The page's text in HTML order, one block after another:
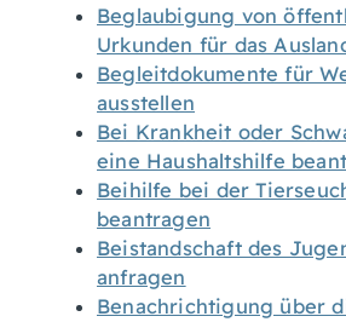
Beglaubigung von
Urkunden für das
Begleitdokumente für
ausstellen
Bei Krankheit oder
eine Haushaltshilfe
Beihilfe bei der
beantragen
Beistandschaft des
anfragen
Benachrichtigung über